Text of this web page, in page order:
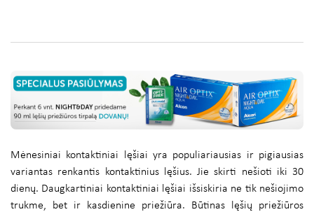
Mėnesiniai kontaktiniai lęšiai yra populiariausias ir pigiausias
variantas renkantis kontaktinius lęšius. Jie skirti nešioti iki 30
dienų. Daugkartiniai kontaktiniai lęšiai išsiskiria ne tik nešiojimo
trukme, bet ir kasdienine priežiūra. Būtinas lęšių priežiūros